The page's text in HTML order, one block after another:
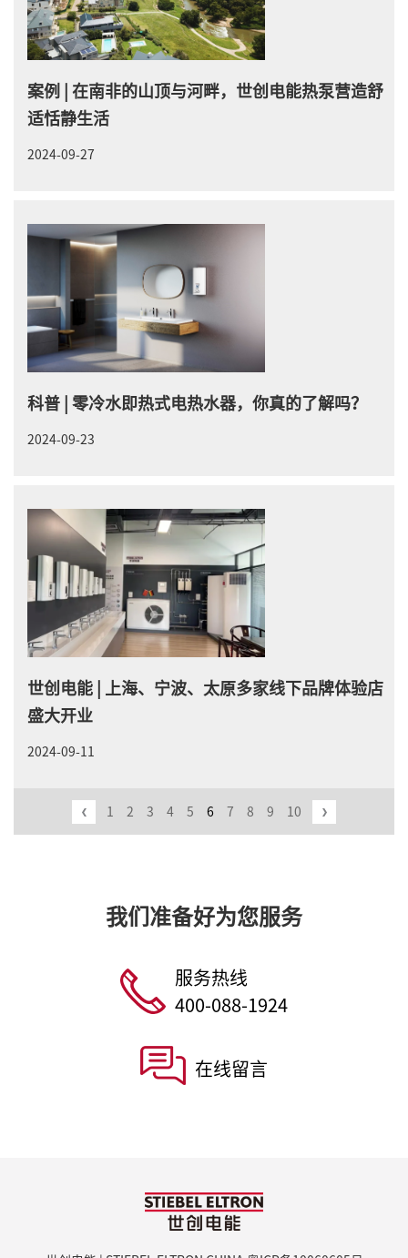
案例 | 在南非的山顶与河畔，世创电能热泵营造舒
适恬静生活
2024-09-27
科普 | 零冷水即热式电热水器，你真的了解吗？
2024-09-23
世创电能 | 上海、宁波、太原多家线下品牌体验店
盛大开业
2024-09-11
1 2 3 4 5 6 7 8 9 10
我们准备好为您服务
服务热线
400-088-1924
在线留言